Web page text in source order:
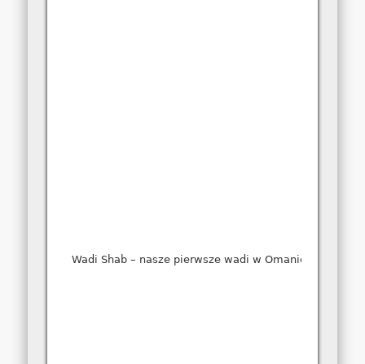
Wadi Shab – nasze pierwsze wadi w Omanie. Najpierw